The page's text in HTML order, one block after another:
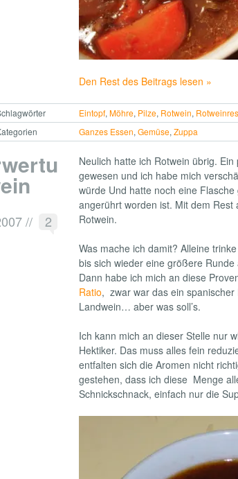
Den Rest des Beitrags lesen »
Eintopf,Möhre, Pilze, Rotwein,
Ganzes Essen,Gemüse,Zuppa
// 2
Neulich hatte ich Rotwein übrig.
gewesen und ich habe mich
würde Und hatte noch eine
angerührt worden ist. Mit dem
Rotwein.
Was mache ich damit? Alleine
bis sich wieder eine größere
Dann habe ich mich an diese
Ratio, zwar war das ein
Landwein… aber was soll’s.
Ich kann mich an dieser Stelle nur
Hektiker. Das muss alles fein
entfalten sich die Aromen nicht
gestehen, dass ich diese Menge
Schnickschnack, einfach nur die